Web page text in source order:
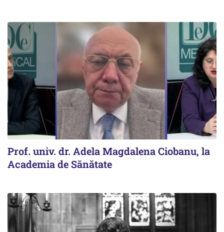
Prof. univ. dr. Adela Magdalena Ciobanu, la
Academia de Sănătate